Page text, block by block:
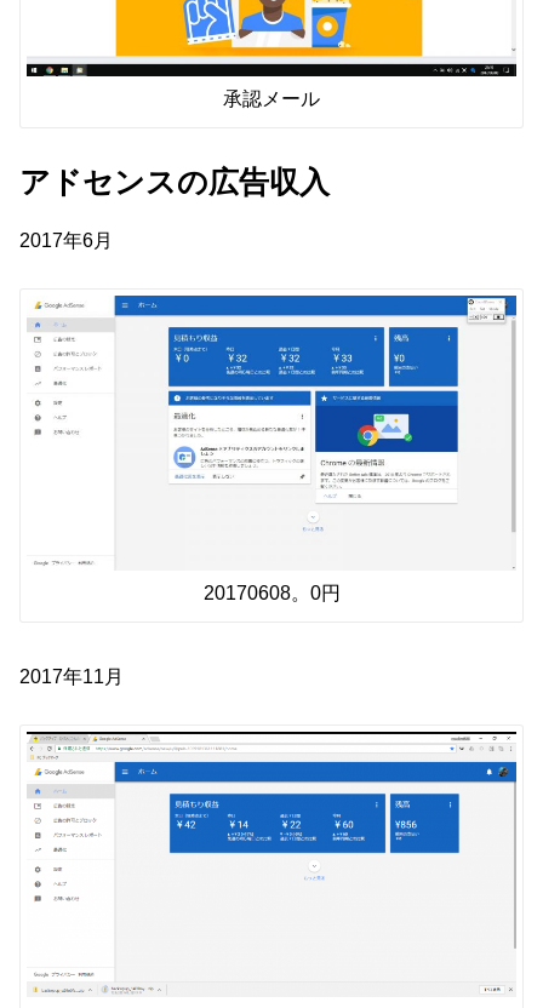
承認メール
アドセンスの広告収入
2017年6月
20170608。0円
2017年11月